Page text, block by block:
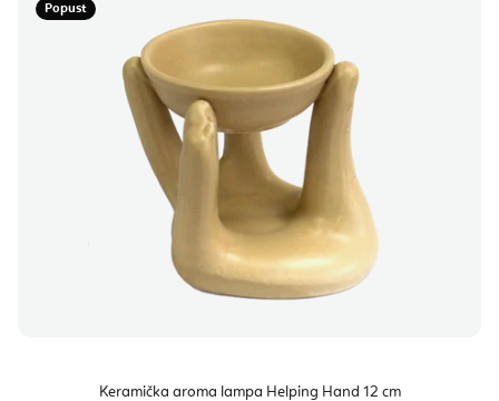
Popust
Keramička aroma lampa Helping Hand 12 cm